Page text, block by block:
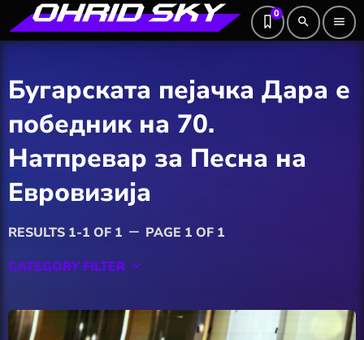
0
search menu
Бугарската пејачка Дара е
победник на 70.
Натпревар за Песна на
Евровизија
RESULTS 1-1 OF 1 remove PAGE 1 OF 1
CATEGORY FILTER keyboard_arrow_down